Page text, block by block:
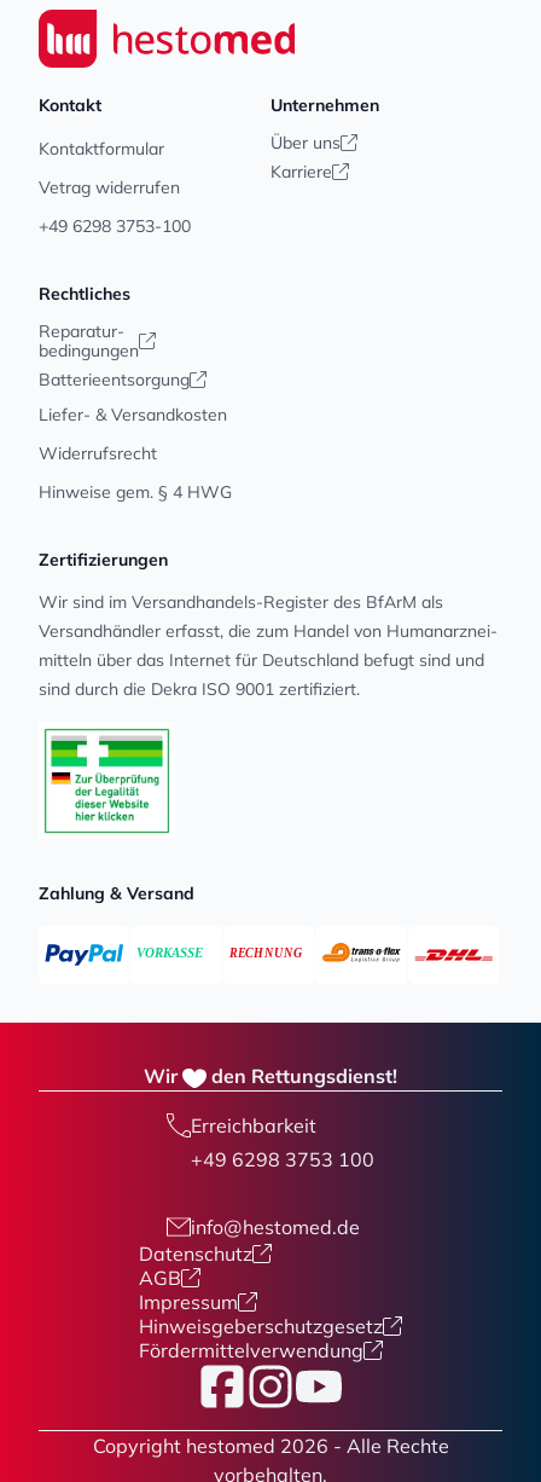
Seiwert GmbH
Kontakt
Kontaktformular
Vetrag widerrufen
+49 6298 3753-100
Unternehmen
Über uns
Karriere
Rechtliches
Reparatur-
bedingungen
Batterieentsorgung
Liefer- & Versandkosten
Widerrufsrecht
Hinweise gem. § 4 HWG
Zertifizierungen
Wir sind im Versandhandels-Register des BfArM als
Versandhändler erfasst, die zum Handel von Human­arz­nei­
mit­teln über das Internet für Deutschland befugt sind und
sind durch die Dekra ISO 9001 zertifiziert.
Zahlung & Versand
Wir den Rettungsdienst!
Erreichbarkeit
+49 6298 3753 100
info@hestomed.de
Datenschutz
AGB
Impressum
Hinweisgeberschutzgesetz
Fördermittelverwendung
FacebookInstagram
YouTube
Copyright hestomed 2026 - Alle Rechte
vorbehalten.